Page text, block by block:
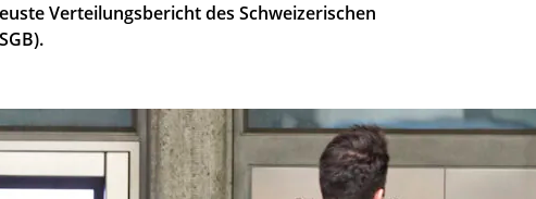
Verteilungsbericht des Schweizerischen